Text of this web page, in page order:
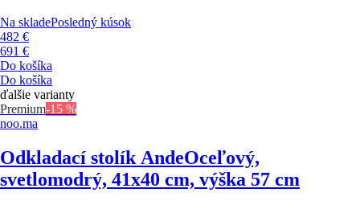
Na skladePosledný kúsok
482 €
691 €
Do košíka
Do košíka
ďalšie varianty
Premium-15 %
noo.ma
Odkladací stolík AndeOceľový,
svetlomodrý, 41x40 cm, výška 57 cm